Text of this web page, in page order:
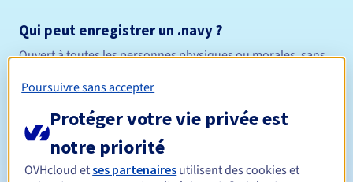
Qui peut enregistrer un .navy ?
Ouvert à toutes les personnes physiques ou morales, sans
Durée de réservation
Poursuivre sans accepter
Protéger votre vie privée est
notre priorité
OVHcloud etses partenaires utilisent des cookies et